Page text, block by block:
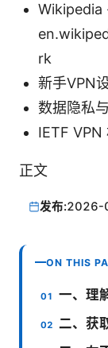
Wikipedia
rk
新手VPN
数据隐私
IETF
正文
发布:2026-
ON THIS
一、理
二、获